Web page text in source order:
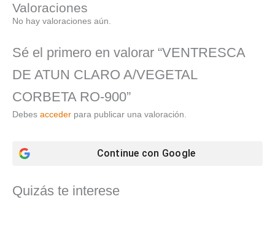
Valoraciones
No hay valoraciones aún.
Sé el primero en valorar “VENTRESCA
DE ATUN CLARO A/VEGETAL
CORBETA RO-900”
Debes acceder para publicar una valoración.
Continue con Google
Quizás te interese